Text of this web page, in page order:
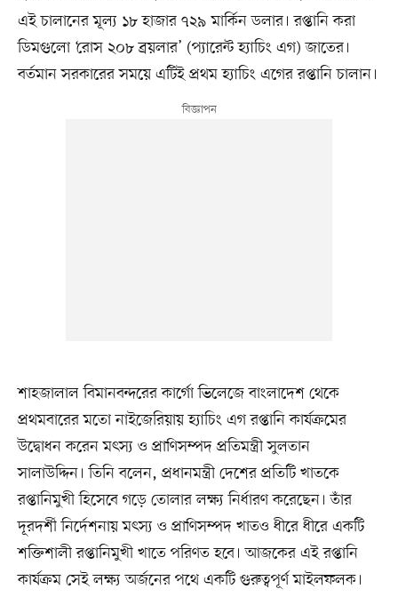
এই চালানের মূল্য ১৮ হাজার ৭২৯ মার্কিন ডলার। রপ্তানি করা
ডিমগুলো ‘রোস ২০৮ ব্রয়লার’ (প্যারেন্ট হ্যাচিং এগ) জাতের।
বর্তমান সরকারের সময়ে এটিই প্রথম হ্যাচিং এগের রপ্তানি চালান।
শাহজালাল বিমানবন্দরের কার্গো ভিলেজে বাংলাদেশ থেকে
প্রথমবারের মতো নাইজেরিয়ায় হ্যাচিং এগ রপ্তানি কার্যক্রমের
উদ্বোধন করেন মৎস্য ও প্রাণিসম্পদ প্রতিমন্ত্রী সুলতান
সালাউদ্দিন। তিনি বলেন, প্রধানমন্ত্রী দেশের প্রতিটি খাতকে
রপ্তানিমুখী হিসেবে গড়ে তোলার লক্ষ্য নির্ধারণ করেছেন। তাঁর
দূরদর্শী নির্দেশনায় মৎস্য ও প্রাণিসম্পদ খাতও ধীরে ধীরে একটি
শক্তিশালী রপ্তানিমুখী খাতে পরিণত হবে। আজকের এই রপ্তানি
কার্যক্রম সেই লক্ষ্য অর্জনের পথে একটি গুরুত্বপূর্ণ মাইলফলক।